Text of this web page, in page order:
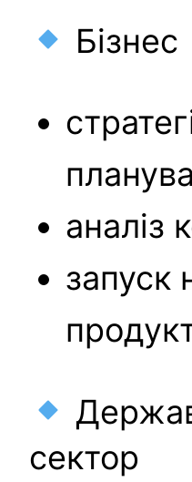
Бізнес
аналіз
запуск
сектор